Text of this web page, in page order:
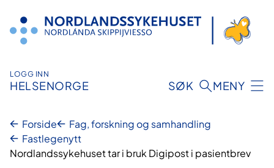
innhold
LOGG INN
HELSENORGE SØK MENY
Forside
Fag, forskning og samhandling
Fastlegenytt
Nordlandssykehuset tar i bruk Digipost i pasientbrev